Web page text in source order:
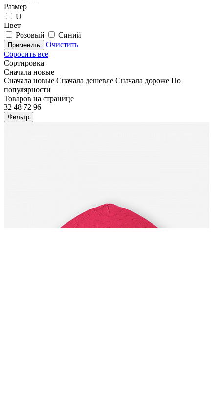
Размер
U
Цвет
Розовый
Синий
Применить
Очистить
Сбросить все
Сортировка
Сначала новые
Сначала новые Сначала дешевле Сначала дороже По
популярности
Товаров на странице
32 48 72 96
Фильтр